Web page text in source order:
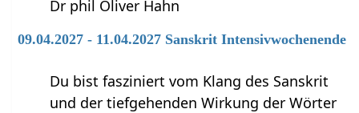
Dr phil Oliver Hahn
09.04.2027 - 11.04.2027 Sanskrit Intensivwochenende
Du bist fasziniert vom Klang des Sanskrit
und der tiefgehenden Wirkung der Wörter